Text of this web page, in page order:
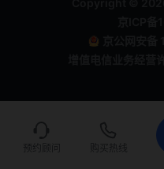
联系我们
预约顾问 购买热线